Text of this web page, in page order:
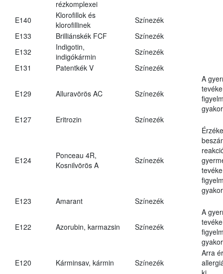
rézkomplexei
E140
Klorofillok és
klorofillinek
Színezék
E133
Brilliánskék FCF
Színezék
E132
Indigotin,
indigókármin
Színezék
E131
Patentkék V Színezék
E129 Alluravörös AC Színezék
A
E127
Eritrozin Színezék
E124
Ponceau 4R,
Kosnilvörös A
Színezék
E123
Amarant Színezék
E122 Azorubin, karmazsin Színezék
A
E120 Kárminsav, kármin Színezék
Arra